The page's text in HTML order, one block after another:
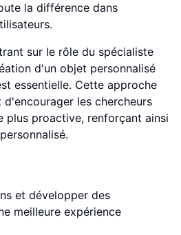
la différence dans
sur le rôle du spécialiste
d'un objet personnalisé
essentielle. Cette approche
les chercheurs
plus proactive, renforçant ainsi